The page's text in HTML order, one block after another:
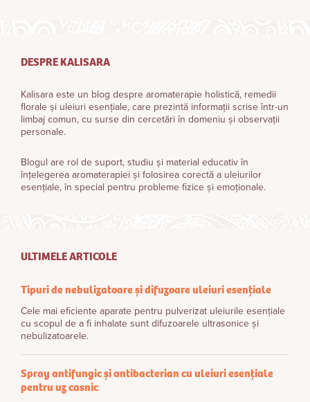
DESPRE KALISARA
Kalisara este un blog despre aromaterapie holistică, remedii
florale și uleiuri esențiale, care prezintă informații scrise într-un
limbaj comun, cu surse din cercetări în domeniu și observații
personale.
Blogul are rol de suport, studiu și material educativ în
înțelegerea aromaterapiei și folosirea corectă a uleiurilor
esențiale, în special pentru probleme fizice și emoționale.
ULTIMELE ARTICOLE
Tipuri de nebulizatoare și difuzoare uleiuri esențiale
Cele mai eficiente aparate pentru pulverizat uleiurile esențiale
cu scopul de a fi inhalate sunt difuzoarele ultrasonice și
nebulizatoarele.
Spray antifungic și antibacterian cu uleiuri esențiale
pentru uz casnic